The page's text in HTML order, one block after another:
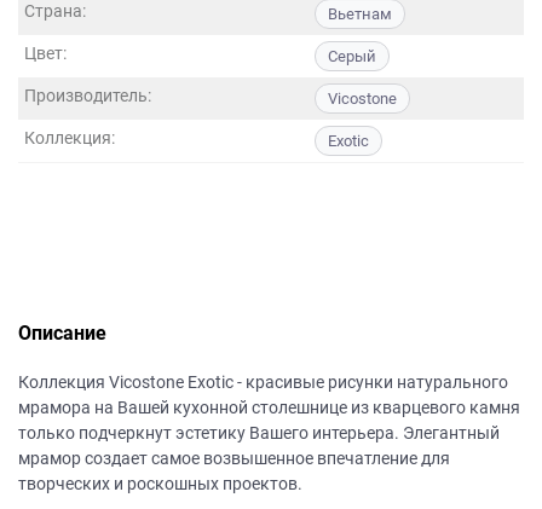
Страна: Вьетнам
Цвет: Серый
Производитель: Vicostone
Коллекция: Exotic
Описание
Коллекция Vicostone Exotic - красивые рисунки натурального
мрамора на Вашей кухонной столешнице из кварцевого камня
только подчеркнут эстетику Вашего интерьера. Элегантный
мрамор создает самое возвышенное впечатление для
творческих и роскошных проектов.